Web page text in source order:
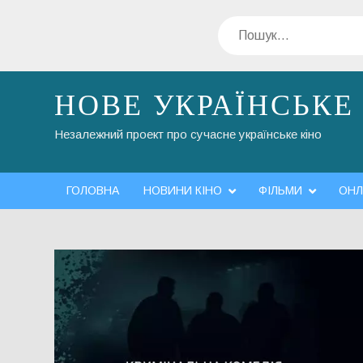
Пошук
НОВЕ УКРАЇНСЬКЕ
Незалежний проект про сучасне українське кіно
ГОЛОВНА НОВИНИ КІНО ФІЛЬМИ